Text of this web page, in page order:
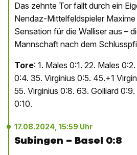
Das zehnte Tor fällt durch ein
Nendaz-Mittelfeldspieler Maxime
Sensation für die Walliser aus –
Mannschaft nach dem
Tore: 1. Males 0:1. 22. Males
0:4. 35. Virginius 0:5. 45.+1
55. Virginius 0:8. 63. Golliard
0:10.
17.08.2024, 15:59 Uhr
Subingen – Basel 0:8